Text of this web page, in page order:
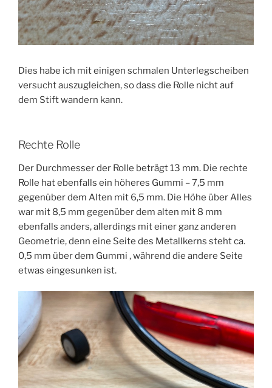
Dies habe ich mit einigen schmalen Unterlegscheiben
versucht auszugleichen, so dass die Rolle nicht auf
dem Stift wandern kann.
Rechte Rolle
Der Durchmesser der Rolle beträgt 13 mm. Die rechte
Rolle hat ebenfalls ein höheres Gummi – 7,5 mm
gegenüber dem Alten mit 6,5 mm. Die Höhe über Alles
war mit 8,5 mm gegenüber dem alten mit 8 mm
ebenfalls anders, allerdings mit einer ganz anderen
Geometrie, denn eine Seite des Metallkerns steht ca.
0,5 mm über dem Gummi , während die andere Seite
etwas eingesunken ist.